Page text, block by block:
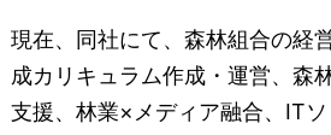
現在、同社にて、森林組合の経
成カリキュラム作成・運営、森
支援、林業×メディア融合、IT